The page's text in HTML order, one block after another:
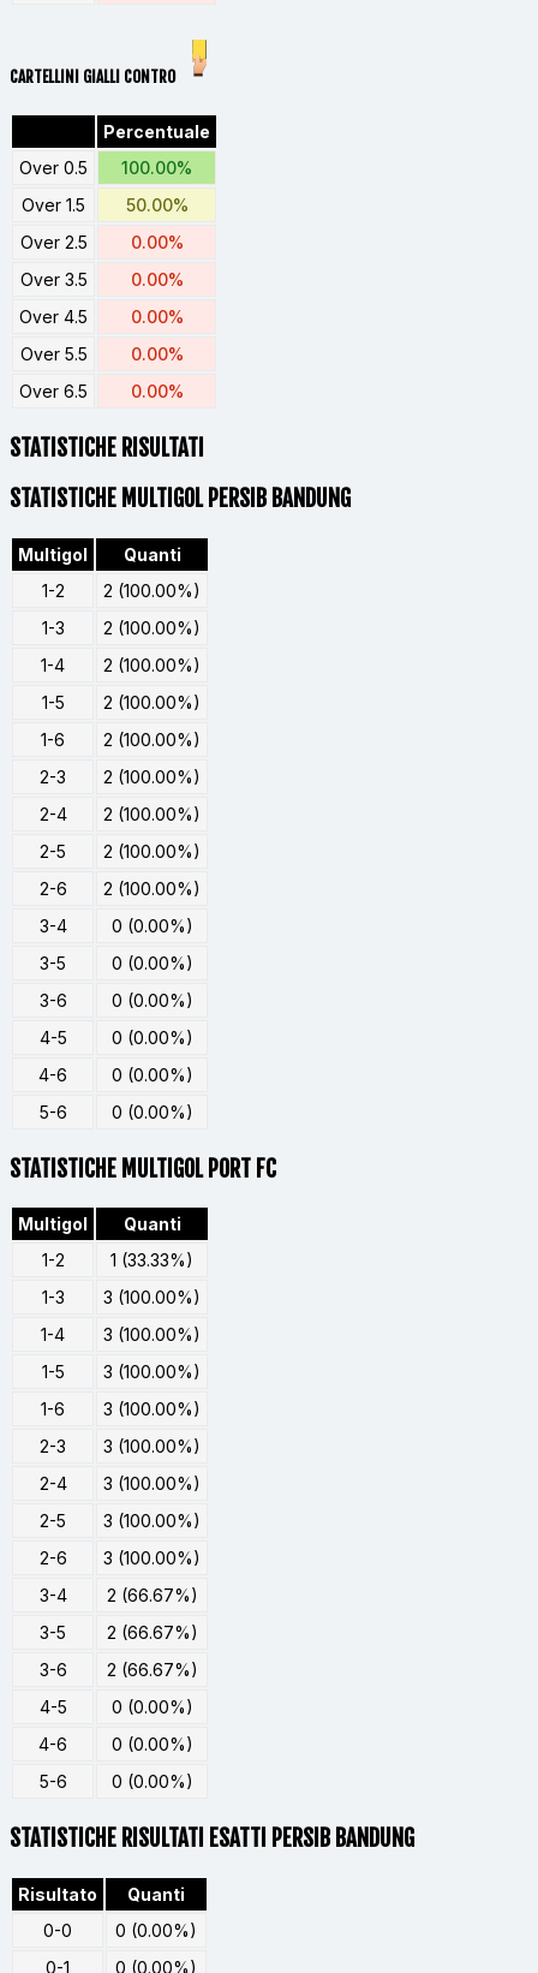
CARTELLINI GIALLI CONTRO
Percentuale
Over 0.5
100.00%
Over 1.5
50.00%
Over 2.5
0.00%
Over 3.5
0.00%
Over 4.5
0.00%
Over 5.5
0.00%
Over 6.5
0.00%
STATISTICHE RISULTATI
STATISTICHE MULTIGOL PERSIB BANDUNG
Multigol
Quanti
1-2
2 (100.00%)
1-3
2 (100.00%)
1-4
2 (100.00%)
1-5
2 (100.00%)
1-6
2 (100.00%)
2-3
2 (100.00%)
2-4
2 (100.00%)
2-5
2 (100.00%)
2-6
2 (100.00%)
3-4
0 (0.00%)
3-5
0 (0.00%)
3-6
0 (0.00%)
4-5
0 (0.00%)
4-6
0 (0.00%)
5-6
0 (0.00%)
STATISTICHE MULTIGOL PORT FC
Multigol
Quanti
1-2
1 (33.33%)
1-3
3 (100.00%)
1-4
3 (100.00%)
1-5
3 (100.00%)
1-6
3 (100.00%)
2-3
3 (100.00%)
2-4
3 (100.00%)
2-5
3 (100.00%)
2-6
3 (100.00%)
3-4
2 (66.67%)
3-5
2 (66.67%)
3-6
2 (66.67%)
4-5
0 (0.00%)
4-6
0 (0.00%)
5-6
0 (0.00%)
STATISTICHE RISULTATI ESATTI PERSIB BANDUNG
Risultato
Quanti
0-0
0 (0.00%)
0-1
0 (0.00%)